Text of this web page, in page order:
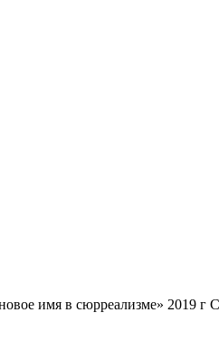
имя в сюрреализме» 2019 г